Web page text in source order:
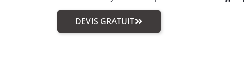
DEVIS GRATUIT